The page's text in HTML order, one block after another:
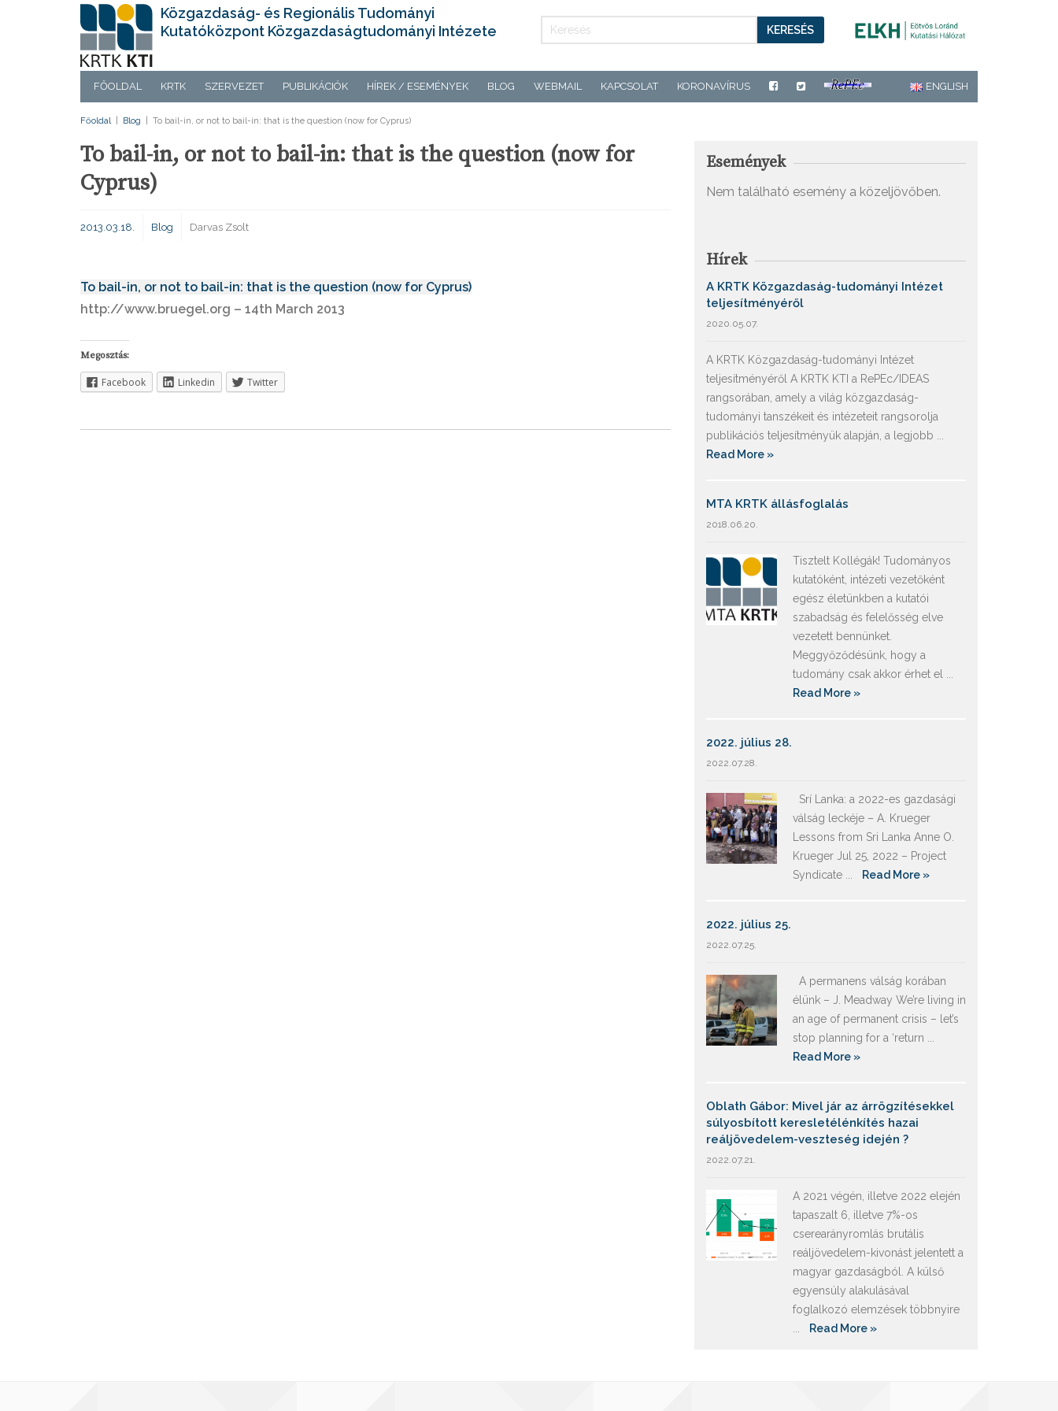
Közgazdaság- és Regionális Tudományi
Kutatóközpont Közgazdaságtudományi Intézete
KERESÉS
FŐOLDAL KRTK SZERVEZET PUBLIKÁCIÓK HÍREK / ESEMÉNYEK BLOG WEBMAIL KAPCSOLAT KORONAVÍRUS ENGLISH
Főoldal Blog To bail-in, or not to bail-in: that is the question (now for Cyprus)
To bail-in, or not to bail-in: that is the question (now for
Cyprus)
2013.03.18. Blog Darvas Zsolt
To bail-in, or not to bail-in: that is the question (now for Cyprus)
http://www.bruegel.org – 14th March 2013
Megosztás:
Facebook Linkedin Twitter
Események
Nem található esemény a közeljövőben.
Hírek
A KRTK Közgazdaság-tudományi Intézet
teljesítményéről
2020.05.07.
A KRTK Közgazdaság-tudományi Intézet
teljesítményéről A KRTK KTI a RePEc/IDEAS
rangsorában, amely a világ közgazdaság-
tudományi tanszékeit és intézeteit rangsorolja
publikációs teljesítményük alapján, a legjobb ...
Read More »
MTA KRTK állásfoglalás
2018.06.20.
Tisztelt Kollégák! Tudományos
kutatóként, intézeti vezetőként
egész életünkben a kutatói
szabadság és felelősség elve
vezetett bennünket.
Meggyőződésünk, hogy a
tudomány csak akkor érhet el ...
Read More »
2022. július 28.
2022.07.28.
Srí Lanka: a 2022-es gazdasági
válság leckéje – A. Krueger
Lessons from Sri Lanka Anne O.
Krueger Jul 25, 2022 – Project
Syndicate ...
Read More »
2022. július 25.
2022.07.25.
A permanens válság korában
élünk – J. Meadway We’re living in
an age of permanent crisis – let’s
stop planning for a ‘return ...
Read More »
Oblath Gábor: Mivel jár az árrögzítésekkel
súlyosbított keresletélénkítés hazai
reáljövedelem-veszteség idején ?
2022.07.21.
A 2021 végén, illetve 2022 elején
tapaszalt 6, illetve 7%-os
cserearányromlás brutális
reáljövedelem-kivonást jelentett a
magyar gazdaságból. A külső
egyensúly alakulásával
foglalkozó elemzések többnyire
Read More »